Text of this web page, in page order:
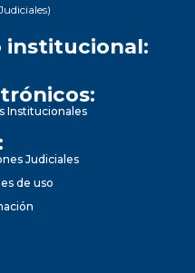
institucional:
Institucionales
Judiciales
de uso